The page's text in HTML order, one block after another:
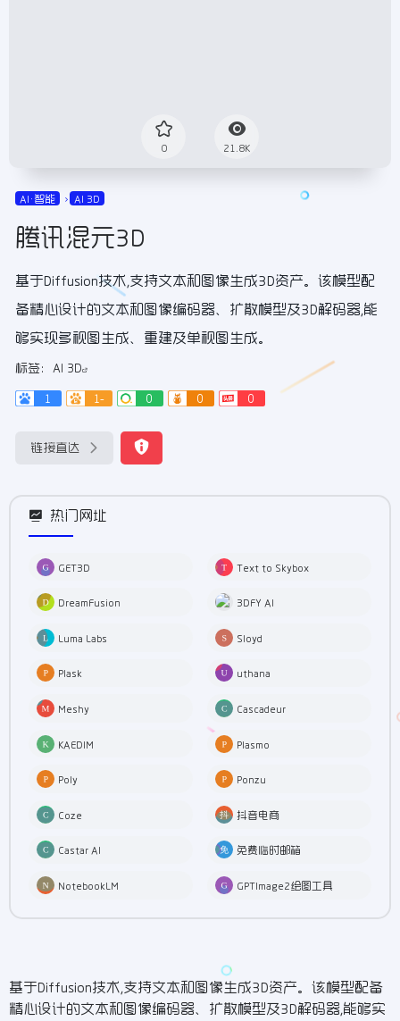
0 21.8K
AI•智能 AI 3D
腾讯混元3D
基于Diffusion技术,支持文本和图像生成3D资产。该模型配
备精心设计的文本和图像编码器、扩散模型及3D解码器,能
够实现多视图生成、重建及单视图生成。
标签： AI 3D
1 1- 0 0 0
链接直达
热门网址
GET3D Text to Skybox
DreamFusion 3DFY AI
Luma Labs Sloyd
Plask uthana
Meshy Cascadeur
KAEDIM Plasmo
Poly Ponzu
Coze 抖音电商
Castar AI 免费临时邮箱
NotebookLM GPTImage2绘图工具
基于Diffusion技术,支持文本和图像生成3D资产。该模型配备
精心设计的文本和图像编码器、扩散模型及3D解码器,能够实